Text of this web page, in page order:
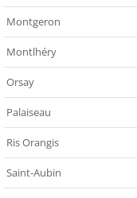
Montgeron
Montlhéry
Orsay
Palaiseau
Ris Orangis
Saint-Aubin